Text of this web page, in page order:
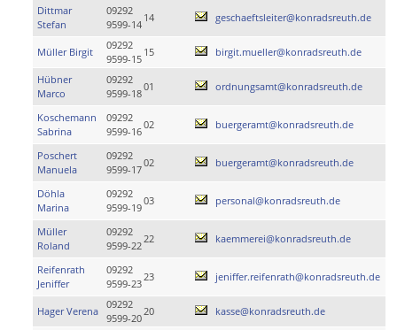
Dittmar
Stefan
09292
9599-14
14 geschaeftsleiter@konradsreuth.de
Müller Birgit
09292
9599-15
15 birgit.mueller@konradsreuth.de
Hübner
Marco
09292
9599-18
01 ordnungsamt@konradsreuth.de
Koschemann
Sabrina
09292
9599-16
02 buergeramt@konradsreuth.de
Poschert
Manuela
09292
9599-17
02 buergeramt@konradsreuth.de
Döhla
Marina
09292
9599-19
03 personal@konradsreuth.de
Müller
Roland
09292
9599-22
22 kaemmerei@konradsreuth.de
Reifenrath
Jeniffer
09292
9599-23
23 jeniffer.reifenrath@konradsreuth.de
Hager Verena
09292
9599-20
20 kasse@konradsreuth.de